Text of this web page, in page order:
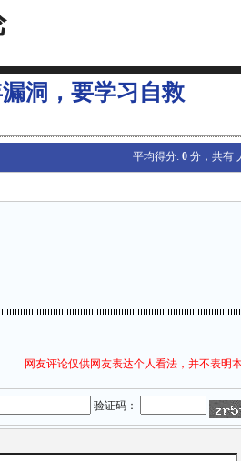
漏洞，要学习自救
平均得分: 0分，共有
网友评论仅供网友表达个人看法，并不表
验证码：